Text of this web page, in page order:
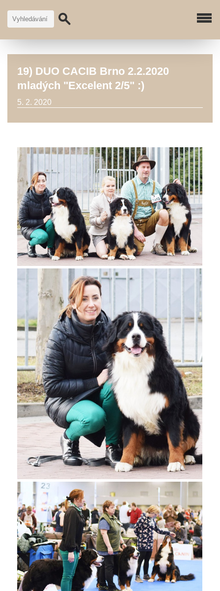
19) DUO CACIB Brno 2.2.2020
mladých "Excelent 2/5" :)
5. 2. 2020